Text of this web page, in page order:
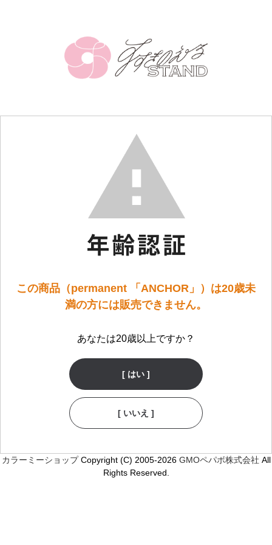
この商品（permanent 「ANCHOR」）は20歳未
満の方には販売できません。
あなたは20歳以上ですか？
[ はい ]
[ いいえ ]
カラーミーショップCopyright (C) 2005-2026 GMOペパボ株式会社 All
Rights Reserved.